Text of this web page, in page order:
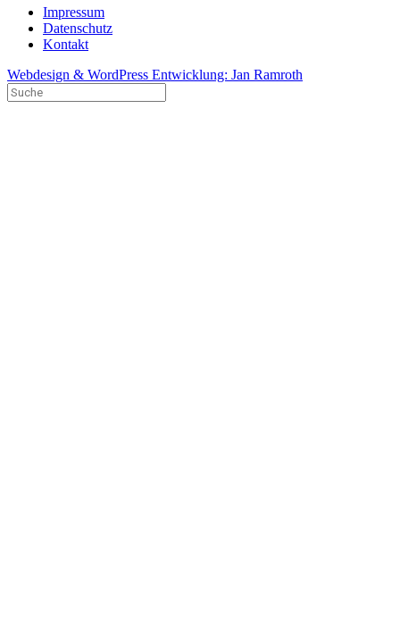
Impressum
Datenschutz
Kontakt
Webdesign & WordPress Entwicklung: Jan Ramroth